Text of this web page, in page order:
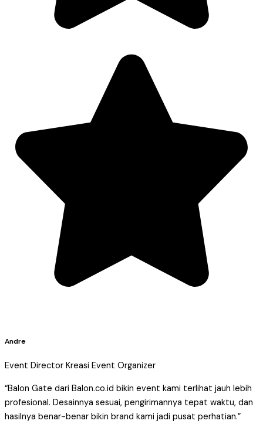
Andre
Event Director Kreasi Event Organizer
“Balon Gate dari Balon.co.id bikin event kami terlihat jauh lebih
profesional. Desainnya sesuai, pengirimannya tepat waktu, dan
hasilnya benar-benar bikin brand kami jadi pusat perhatian.”